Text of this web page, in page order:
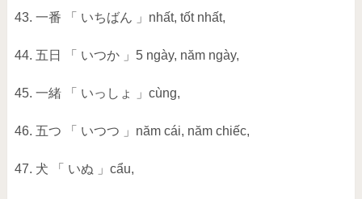
43. 一番 「 いちばん 」nhất, tốt nhất,
44. 五日 「 いつか 」5 ngày, năm ngày,
45. 一緒 「 いっしょ 」cùng,
46. 五つ 「 いつつ 」năm cái, năm chiếc,
47. 犬 「 いぬ 」cẩu,